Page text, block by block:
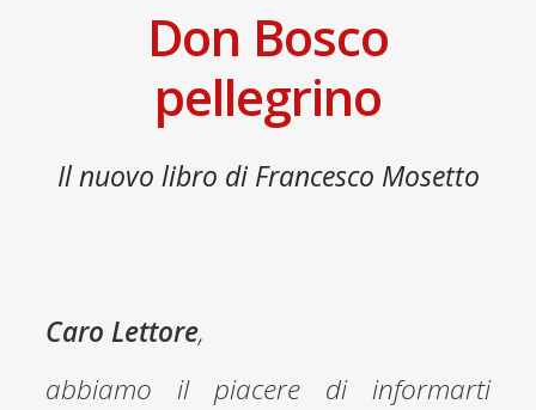
Don Bosco
pellegrino
Il nuovo libro di Francesco Mosetto
Caro Lettore,
abbiamo il piacere di informarti